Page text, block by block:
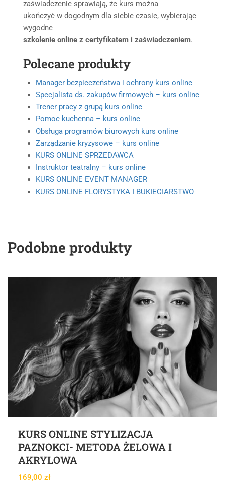
zaświadczenie sprawiają, że kurs można
ukończyć w dogodnym dla siebie czasie, wybierając
wygodne
szkolenie online z certyfikatem i zaświadczeniem.
Polecane produkty
Manager bezpieczeństwa i ochrony kurs online
Specjalista ds. zakupów firmowych – kurs online
Trener pracy z grupą kurs online
Pomoc kuchenna – kurs online
Obsługa programów biurowych kurs online
Zarządzanie kryzysowe – kurs online
KURS ONLINE SPRZEDAWCA
Instruktor teatralny – kurs online
KURS ONLINE EVENT MANAGER
KURS ONLINE FLORYSTYKA I BUKIECIARSTWO
Podobne produkty
KURS ONLINE STYLIZACJA
PAZNOKCI- METODA ŻELOWA I
AKRYLOWA
169,00 zł